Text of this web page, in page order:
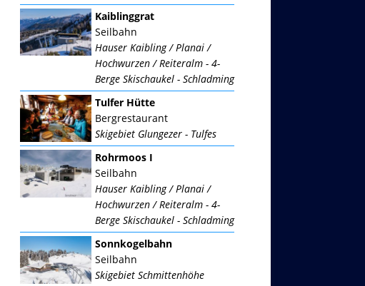
Kaiblinggrat
Seilbahn
Hauser Kaibling / Planai /
Hochwurzen / Reiteralm - 4-
Berge Skischaukel - Schladming
Tulfer Hütte
Bergrestaurant
Skigebiet Glungezer - Tulfes
Rohrmoos I
Seilbahn
Hauser Kaibling / Planai /
Hochwurzen / Reiteralm - 4-
Berge Skischaukel - Schladming
Sonnkogelbahn
Seilbahn
Skigebiet Schmittenhöhe